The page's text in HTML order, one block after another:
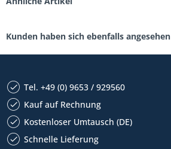
Kunden haben sich ebenfalls angesehen
Tel. +49 (0) 9653 / 929560
Kauf auf Rechnung
Kostenloser Umtausch (DE)
Schnelle Lieferung